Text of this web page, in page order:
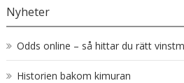
Nyheter
Odds online – så hittar du rätt
Historien bakom kimuran